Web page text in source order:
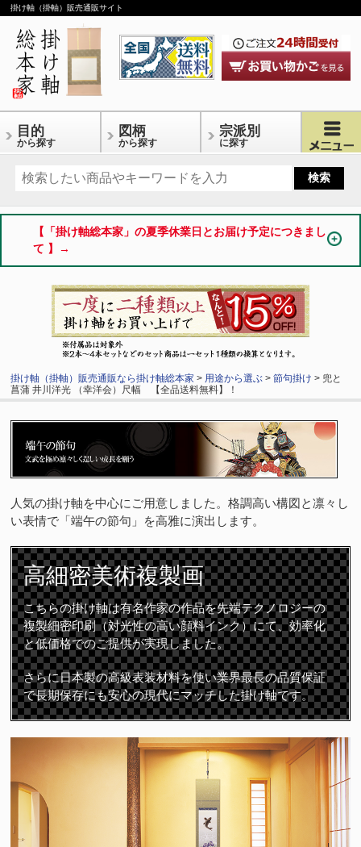
掛け軸（掛軸）販売通販サイト
目的
から探す
図柄
から探す
宗派別
に探す
【「掛け軸総本家」の夏季休業日とお届け予定につきまし
て 】→
掛け軸（掛軸）販売通販なら掛け軸総本家 > 用途から選ぶ >節句掛け > 兜と
菖蒲 井川洋光 （幸洋会）尺幅 【全品送料無料】！
人気の掛け軸を中心にご用意しました。格調高い構図と凛々し
い表情で「端午の節句」を高雅に演出します。
高細密美術複製画
こちらの掛け軸は有名作家の作品を先端テクノロジーの
複製細密印刷（対光性の高い顔料インク）にて、効率化
と低価格でのご提供が実現しました。
さらに日本製の高級表装材料を使い業界最長の品質保証
で長期保存にも安心の現代にマッチした掛け軸です。